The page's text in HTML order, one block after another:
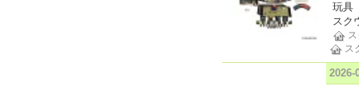
玩具
スク
ス
ス
2026-